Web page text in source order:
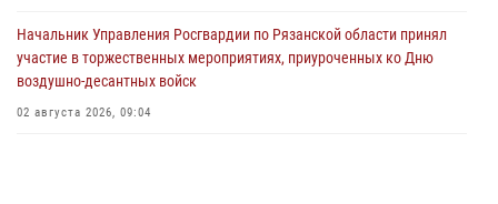
Начальник Управления Росгвардии по Рязанской области принял
участие в торжественных мероприятиях, приуроченных ко Дню
воздушно-десантных войск
02 августа 2026, 09:04